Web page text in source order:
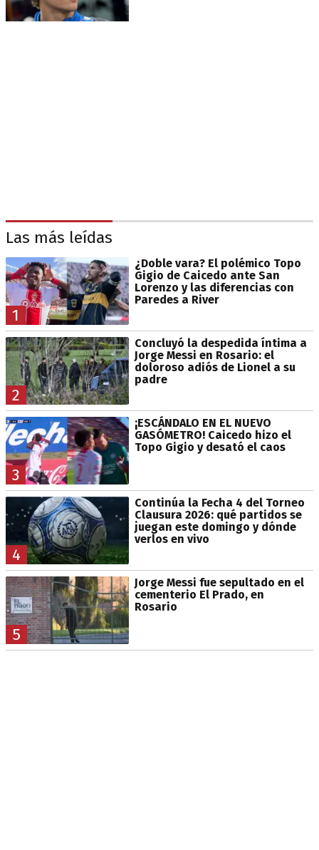
Las más leídas
1
¿Doble vara? El polémico Topo
Gigio de Caicedo ante San
Lorenzo y las diferencias con
Paredes a River
2
Concluyó la despedida íntima a
Jorge Messi en Rosario: el
doloroso adiós de Lionel a su
padre
3
¡ESCÁNDALO EN EL NUEVO
GASÓMETRO! Caicedo hizo el
Topo Gigio y desató el caos
4
Continúa la Fecha 4 del Torneo
Clausura 2026: qué partidos se
juegan este domingo y dónde
verlos en vivo
5
Jorge Messi fue sepultado en el
cementerio El Prado, en
Rosario